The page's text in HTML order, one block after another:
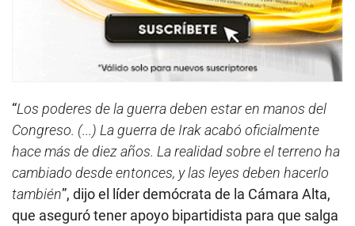
“Los poderes de la guerra deben estar en manos del
Congreso. (...) La guerra de Irak acabó oficialmente
hace más de diez años. La realidad sobre el terreno ha
cambiado desde entonces, y las leyes deben hacerlo
también”, dijo el líder demócrata de la Cámara Alta,
que aseguró tener apoyo bipartidista para que salga